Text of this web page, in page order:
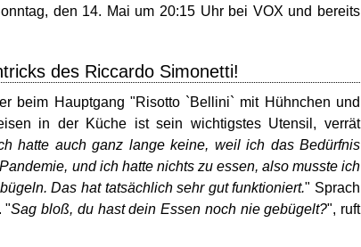
den 14. Mai um 20:15 Uhr bei VOX und bereits
des Riccardo Simonetti!
beim Hauptgang "Risotto `Bellini` mit Hühnchen und
in der Küche ist sein wichtigstes Utensil, verrät
hatte auch ganz lange keine, weil ich das Bedürfnis
und ich hatte nichts zu essen, also musste ich
Das hat tatsächlich sehr gut funktioniert." Sprach
"Sag bloß, du hast dein Essen noch nie gebügelt?", ruft